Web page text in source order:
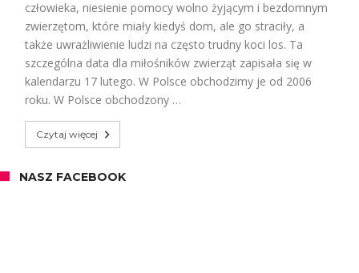
człowieka, niesienie pomocy wolno żyjącym i bezdomnym
zwierzętom, które miały kiedyś dom, ale go straciły, a
także uwrażliwienie ludzi na często trudny koci los. Ta
szczególna data dla miłośników zwierząt zapisała się w
kalendarzu 17 lutego. W Polsce obchodzimy je od 2006
roku. W Polsce obchodzony …
Czytaj więcej
NASZ FACEBOOK